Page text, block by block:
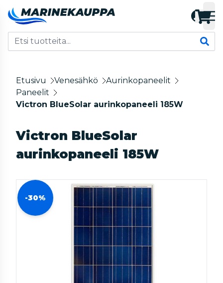
Etusivu Venesähkö
Aurinkopaneelit
Paneelit
Victron BlueSolar aurinkopaneeli 185W
Victron BlueSolar
aurinkopaneeli 185W
-30%